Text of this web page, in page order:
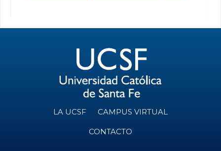
LA UCSF CAMPUS VIRTUAL
CONTACTO